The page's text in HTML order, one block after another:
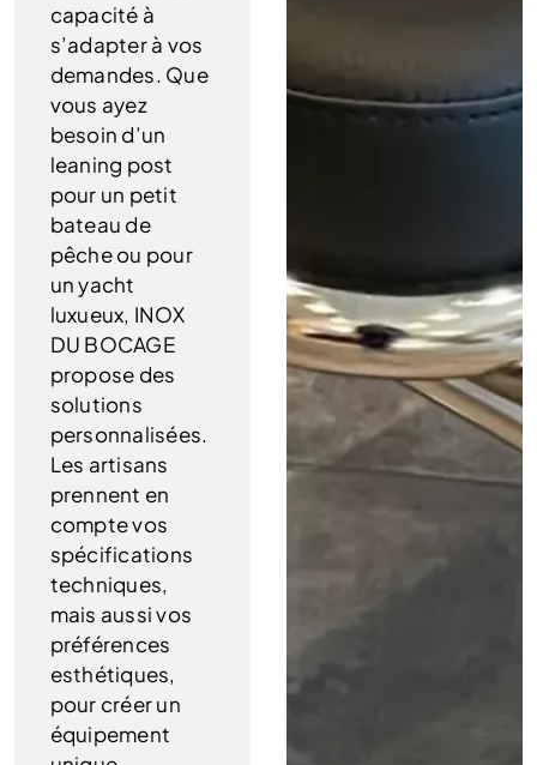
capacité à
s’adapter à vos
demandes. Que
vous ayez
besoin d’un
leaning post
pour un petit
bateau de
pêche ou pour
un yacht
luxueux, INOX
DU BOCAGE
propose des
solutions
personnalisées.
Les artisans
prennent en
compte vos
spécifications
techniques,
mais aussi vos
préférences
esthétiques,
pour créer un
équipement